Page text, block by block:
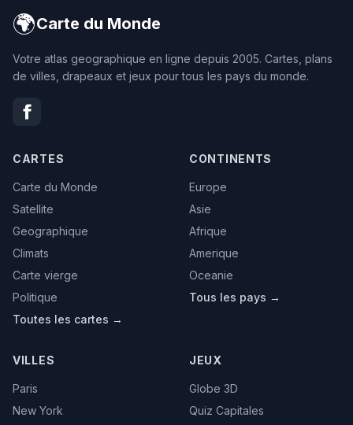
🌍Carte du Monde
Votre atlas geographique en ligne depuis 2005. Cartes, plans
de villes, drapeaux et jeux pour tous les pays du monde.
CARTES
Carte du Monde
Satellite
Geographique
Climats
Carte vierge
Politique
Toutes les cartes →
CONTINENTS
Europe
Asie
Afrique
Amerique
Oceanie
Tous les pays →
VILLES
Paris
New York
JEUX
Globe 3D
Quiz Capitales